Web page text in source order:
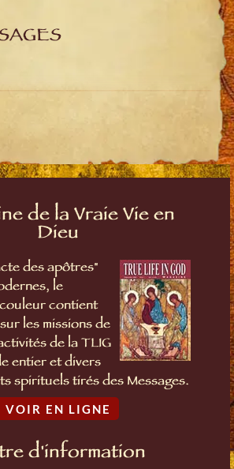
de la Vraie Vie en
Dieu
des apôtres"
le
contient
les missions de
de la TLIG
entier et divers
spirituels tirés des Messages.
VOIR EN LIGNE
d'information